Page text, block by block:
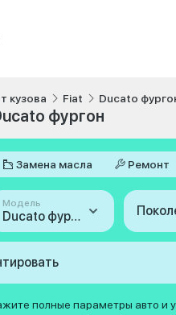
кузова Fiat Ducato
фургон
Замена масла Ремонт
Модель
Ducato фургон
полные параметры авто и